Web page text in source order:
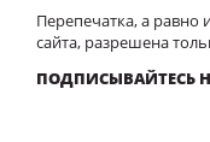
Перепечатка, а равно
сайта, разрешена
ПОДПИСЫВАЙТЕСЬ